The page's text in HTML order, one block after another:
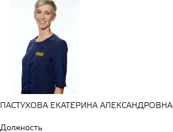
ПАСТУХОВА ЕКАТЕРИНА АЛЕКСАНДРОВНА
Должность